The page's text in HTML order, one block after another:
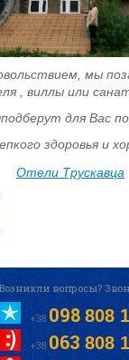
мы
, виллы или
подберут для Вас
здоровья и
Отели Трускавца
Возникли вопросы?
+38 098808
+38063808